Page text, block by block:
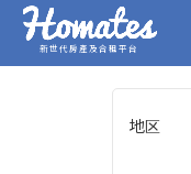
新世代房產及合租平台
地区